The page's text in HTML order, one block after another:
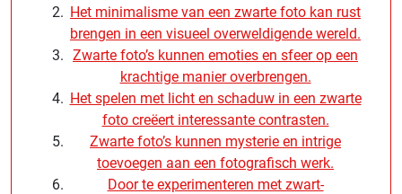
Het minimalisme van een zwarte foto kan rust
brengen in een visueel overweldigende wereld.
Zwarte foto’s kunnen emoties en sfeer op een
krachtige manier overbrengen.
Het spelen met licht en schaduw in een zwarte
foto creëert interessante contrasten.
Zwarte foto’s kunnen mysterie en intrige
toevoegen aan een fotografisch werk.
Door te experimenteren met zwart-